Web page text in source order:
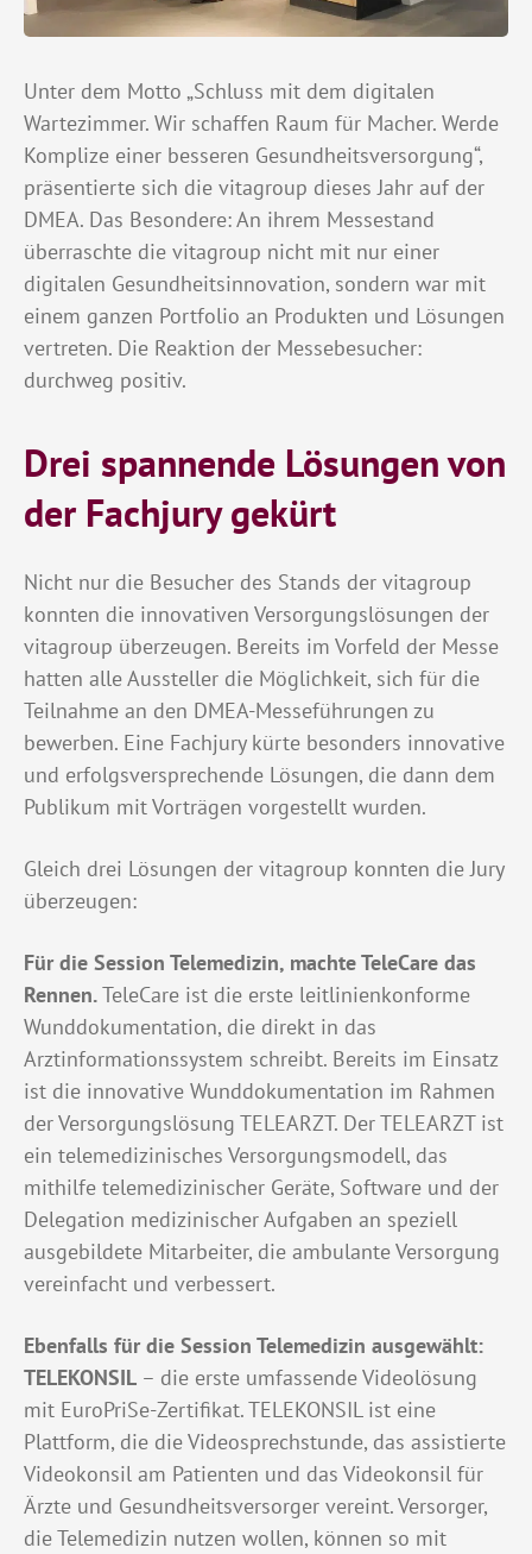
Unter dem Motto „Schluss mit dem digitalen
Wartezimmer. Wir schaffen Raum für Macher. Werde
Komplize einer besseren Gesundheitsversorgung“,
präsentierte sich die vitagroup dieses Jahr auf der
DMEA. Das Besondere: An ihrem Messestand
überraschte die vitagroup nicht mit nur einer
digitalen Gesundheitsinnovation, sondern war mit
einem ganzen Portfolio an Produkten und Lösungen
vertreten. Die Reaktion der Messebesucher:
durchweg positiv.
Drei spannende Lösungen von
der Fachjury gekürt
Nicht nur die Besucher des Stands der vitagroup
konnten die innovativen Versorgungslösungen der
vitagroup überzeugen. Bereits im Vorfeld der Messe
hatten alle Aussteller die Möglichkeit, sich für die
Teilnahme an den DMEA-Messeführungen zu
bewerben. Eine Fachjury kürte besonders innovative
und erfolgsversprechende Lösungen, die dann dem
Publikum mit Vorträgen vorgestellt wurden.
Gleich drei Lösungen der vitagroup konnten die Jury
überzeugen:
Für die Session Telemedizin, machte TeleCare das
Rennen.TeleCare ist die erste leitlinienkonforme
Wunddokumentation, die direkt in das
Arztinformationssystem schreibt. Bereits im Einsatz
ist die innovative Wunddokumentation im Rahmen
der Versorgungslösung TELEARZT. Der TELEARZT ist
ein telemedizinisches Versorgungsmodell, das
mithilfe telemedizinischer Geräte, Software und der
Delegation medizinischer Aufgaben an speziell
ausgebildete Mitarbeiter, die ambulante Versorgung
vereinfacht und verbessert.
Ebenfalls für die Session Telemedizin ausgewählt:
TELEKONSIL – die erste umfassende Videolösung
mit EuroPriSe-Zertifikat. TELEKONSIL ist eine
Plattform, die die Videosprechstunde, das assistierte
Videokonsil am Patienten und das Videokonsil für
Ärzte und Gesundheitsversorger vereint. Versorger,
die Telemedizin nutzen wollen, können so mit